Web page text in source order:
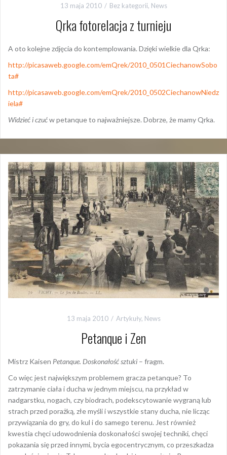
13 maja 2010 Bez kategorii, News
Qrka fotorelacja z turnieju
A oto kolejne zdjęcia do kontemplowania. Dzięki wielkie dla Qrka:
http://picasaweb.google.com/emQrek/2010_0501CiechanowSobo
ta#
http://picasaweb.google.com/emQrek/2010_0502CiechanowNiedz
iela#
Widzieć i czućw petanque to najważniejsze. Dobrze, że mamy Qrka.
13 maja 2010 Artykuły, News
Petanque i Zen
Mistrz Kaisen Petanque. Doskonałość sztuki – fragm.
Co więc jest największym problemem gracza petanque? To
zatrzymanie ciała i ducha w jednym miejscu, na przykład w
nadgarstku, nogach, czy biodrach, podekscytowanie wygraną lub
strach przed porażką, złe myśli i wszystkie stany ducha, nie licząc
przywiązania do gry, do kul i do samego terenu. Jest również
kwestia chęci udowodnienia doskonałości swojej techniki, chęci
pokazania się przed innymi, bycia egocentrycznym, co przeszkadza